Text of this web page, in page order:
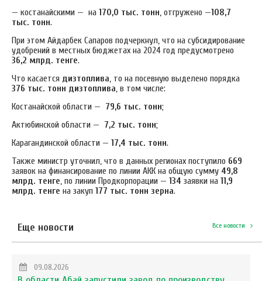
— костанайскими — на 170,0 тыс. тонн, отгружено —108,7
тыс. тонн.
При этом Айдарбек Сапаров подчеркнул, что на субсидирование
удобрений в местных бюджетах на 2024 год предусмотрено
36,2 млрд. тенге.
Что касается дизтоплива, то на посевную выделено порядка
376 тыс. тонн дизтоплива, в том числе:
Костанайской области — 79,6 тыс. тонн;
Актюбинской области — 7,2 тыс. тонн;
Карагандинской области — 17,4 тыс. тонн.
Также министр уточнил, что в данных регионах поступило 669
заявок на финансирование по линии АКК на общую сумму 49,8
млрд. тенге, по линии Продкорпорации — 134 заявки на 11,9
млрд. тенге на закуп 177 тыс. тонн зерна.
Еще новости Все новости
09.08.2026